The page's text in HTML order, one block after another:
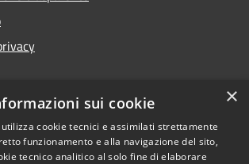
di accessibilità
×
sui cookie
cookie tecnici e assimilati strettamente
funzionamento e alla navigazione del sito,
tecnico analitico al solo fine di elaborare